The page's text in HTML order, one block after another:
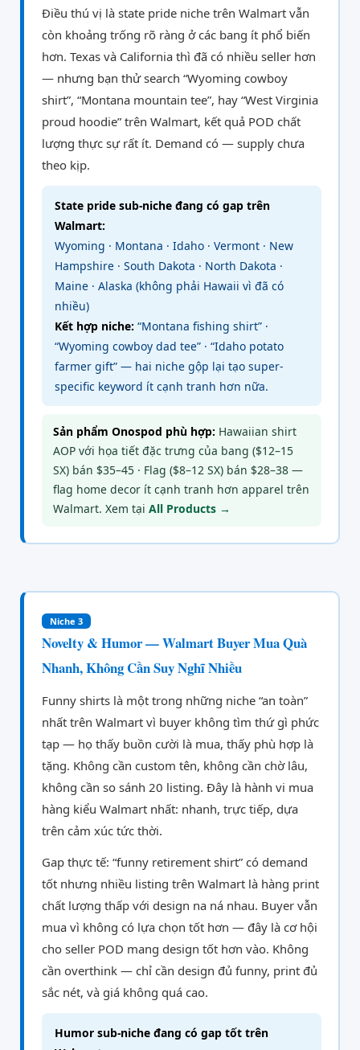
Điều thú vị là state pride niche trên Walmart vẫn
còn khoảng trống rõ ràng ở các bang ít phổ biến
hơn. Texas và California thì đã có nhiều seller hơn
— nhưng bạn thử search “Wyoming cowboy
shirt”, “Montana mountain tee”, hay “West Virginia
proud hoodie” trên Walmart, kết quả POD chất
lượng thực sự rất ít. Demand có — supply chưa
theo kịp.
State pride sub-niche đang có gap trên
Walmart:
Wyoming · Montana · Idaho · Vermont · New
Hampshire · South Dakota · North Dakota ·
Maine · Alaska (không phải Hawaii vì đã có
nhiều)
Kết hợp niche: “Montana fishing shirt” ·
“Wyoming cowboy dad tee” · “Idaho potato
farmer gift” — hai niche gộp lại tạo super-
specific keyword ít cạnh tranh hơn nữa.
Sản phẩm Onospod phù hợp: Hawaiian shirt
AOP với họa tiết đặc trưng của bang ($12–15
SX) bán $35–45 · Flag ($8–12 SX) bán $28–38 —
flag home decor ít cạnh tranh hơn apparel trên
Walmart. Xem tại All Products →
Niche 3
Novelty & Humor — Walmart Buyer Mua Quà
Nhanh, Không Cần Suy Nghĩ Nhiều
Funny shirts là một trong những niche “an toàn”
nhất trên Walmart vì buyer không tìm thứ gì phức
tạp — họ thấy buồn cười là mua, thấy phù hợp là
tặng. Không cần custom tên, không cần chờ lâu,
không cần so sánh 20 listing. Đây là hành vi mua
hàng kiểu Walmart nhất: nhanh, trực tiếp, dựa
trên cảm xúc tức thời.
Gap thực tế: “funny retirement shirt” có demand
tốt nhưng nhiều listing trên Walmart là hàng print
chất lượng thấp với design na ná nhau. Buyer vẫn
mua vì không có lựa chọn tốt hơn — đây là cơ hội
cho seller POD mang design tốt hơn vào. Không
cần overthink — chỉ cần design đủ funny, print đủ
sắc nét, và giá không quá cao.
Humor sub-niche đang có gap tốt trên